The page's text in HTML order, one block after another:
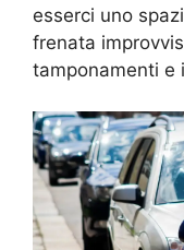
esserci uno
frenata
tamponamenti e